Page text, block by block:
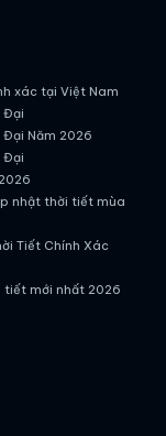
xác tại Việt Nam
Đại
Đại Năm 2026
Đại
nhật thời tiết mùa
Tiết Chính Xác
tiết mới nhất 2026
Tiết Chính Xác